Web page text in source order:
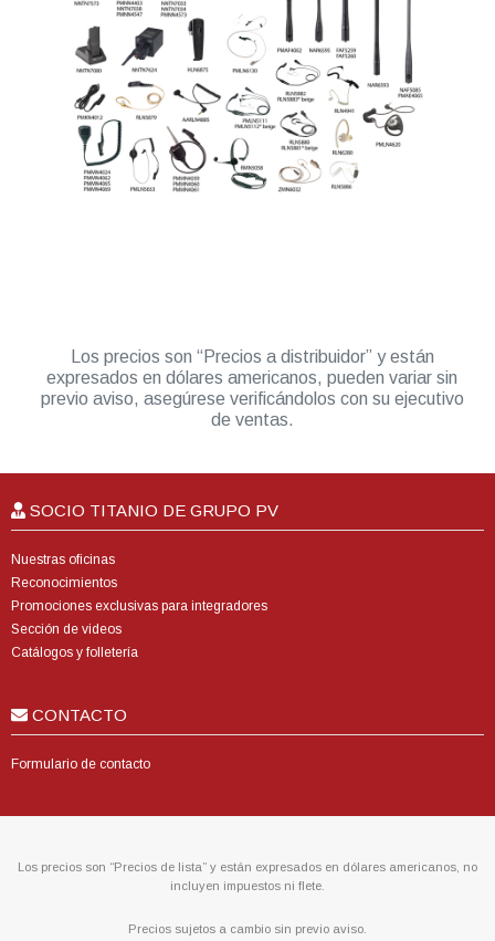
Los precios son “Precios a distribuidor” y están
expresados en dólares americanos, pueden variar sin
previo aviso, asegúrese verificándolos con su ejecutivo
de ventas.
SOCIO TITANIO DE GRUPO PV
Nuestras oficinas
Reconocimientos
Promociones exclusivas para integradores
Sección de videos
Catálogos y folletería
CONTACTO
Formulario de contacto
Los precios son “Precios de lista” y están expresados en dólares americanos, no
incluyen impuestos ni flete.
Precios sujetos a cambio sin previo aviso.